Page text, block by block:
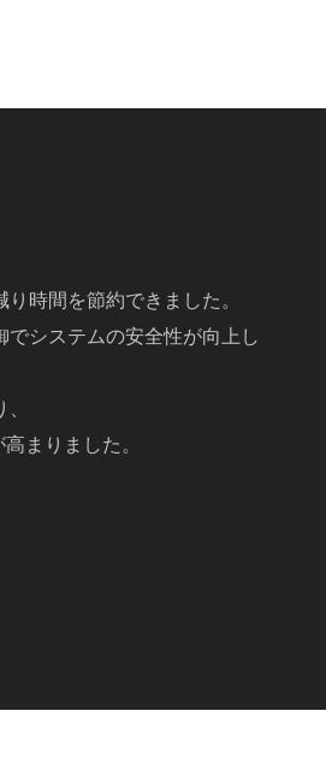
時間を節約できました。
システムの安全性が向上し
まりました。